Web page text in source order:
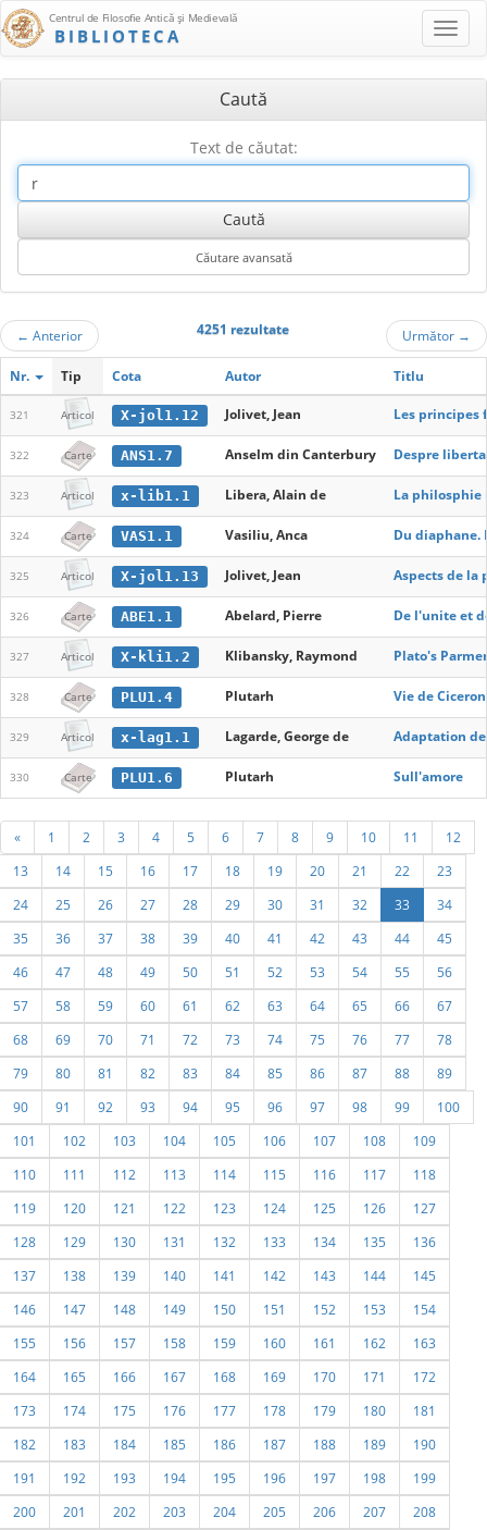
Centrul de Filosofie Antică şi Medievală
BIBLIOTECA
Caută
Text de căutat:
← Anterior 4251 rezultate Următor →
Nr. Tip Cota Autor Titlu
321 Articol X-jol1.12 Jolivet, Jean Les principes
322 Carte ANS1.7 Anselm din Canterbury Despre
323 Articol x-lib1.1 Libera, Alain de La philosphie
324 Carte VAS1.1 Vasiliu, Anca Du diaphane.
325 Articol X-jol1.13 Jolivet, Jean Aspects de la
326 Carte ABE1.1 Abelard, Pierre De l'unite et
327 Articol X-kli1.2 Klibansky, Raymond Plato's
328 Carte PLU1.4 Plutarh Vie de
329 Articol x-lag1.1 Lagarde, George de Adaptation
330 Carte PLU1.6 Plutarh Sull'amore
« 1 2 3 4 5 6 7 8 9 10 11
12
13
14 15 16 17 18 19 20 21 22
23
24
25 26 27 28 29 30 31 32 33
34
35
36 37 38 39 40 41 42 43 44
45
46
47 48 49 50 51 52 53 54 55
56
57
58 59 60 61 62 63 64 65 66
67
68
69 70 71 72 73 74 75 76 77
78
79
80 81 82 83 84 85 86 87 88
89
90
91 92 93 94 95 96 97 98 99
100
101
102 103 104 105 106 107 108
109
110
111 112 113 114 115 116 117
118
119
120 121 122 123 124 125 126
127
128
129 130 131 132 133 134 135
136
137
138 139 140 141 142 143 144
145
146
147 148 149 150 151 152 153
154
155
156 157 158 159 160 161 162
163
164
165 166 167 168 169 170 171
172
173
174 175 176 177 178 179 180
181
182
183 184 185 186 187 188 189
190
191
192 193 194 195 196 197 198
199
200
201 202 203 204 205 206 207
208